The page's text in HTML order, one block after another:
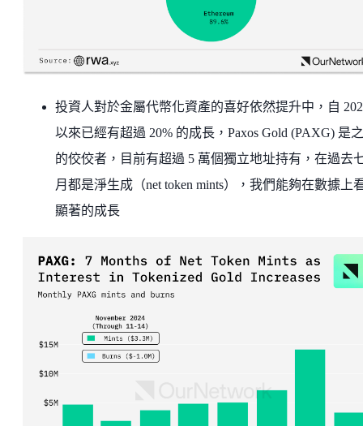
投資人對於金屬代幣化資產的喜好依然提升中，自
以來已經有超過 20% 的成長，Paxos Gold (PAXG) 是
的佼佼者，目前有超過 5 萬個獨立地址持有，在過去
月都是淨生成（net token mints），我們能夠在數據上
顯著的成長